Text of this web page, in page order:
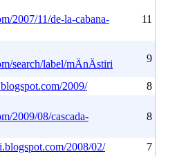
2007/11/de-la-cabana-
11
search/label/mÄnÄstiri
9
2009/
8
2009/08/cascada-
8
2008/02/
7